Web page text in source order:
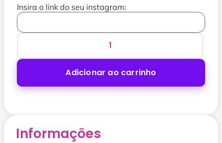
Insira o link do seu instagram:
Adicionar ao carrinho
Informações